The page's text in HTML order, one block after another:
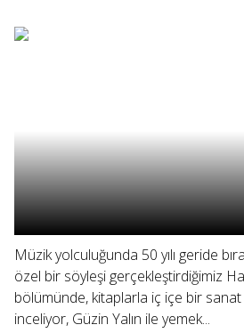
Müzik yolculuğunda 50 yılı geride
özel bir söyleşi gerçekleştirdiğimiz
bölümünde, kitaplarla iç içe bir sanat
inceliyor, Güzin Yalın ile yemek...